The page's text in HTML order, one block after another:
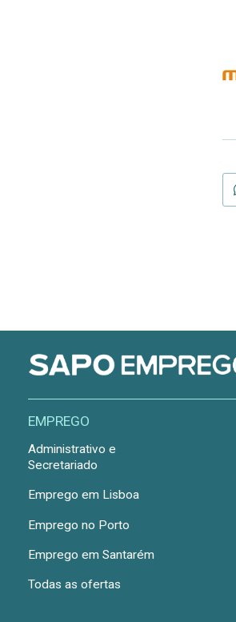
EMPREGO
Administrativo e
Secretariado
Emprego em Lisboa
Emprego no Porto
Emprego em Santarém
Todas as ofertas